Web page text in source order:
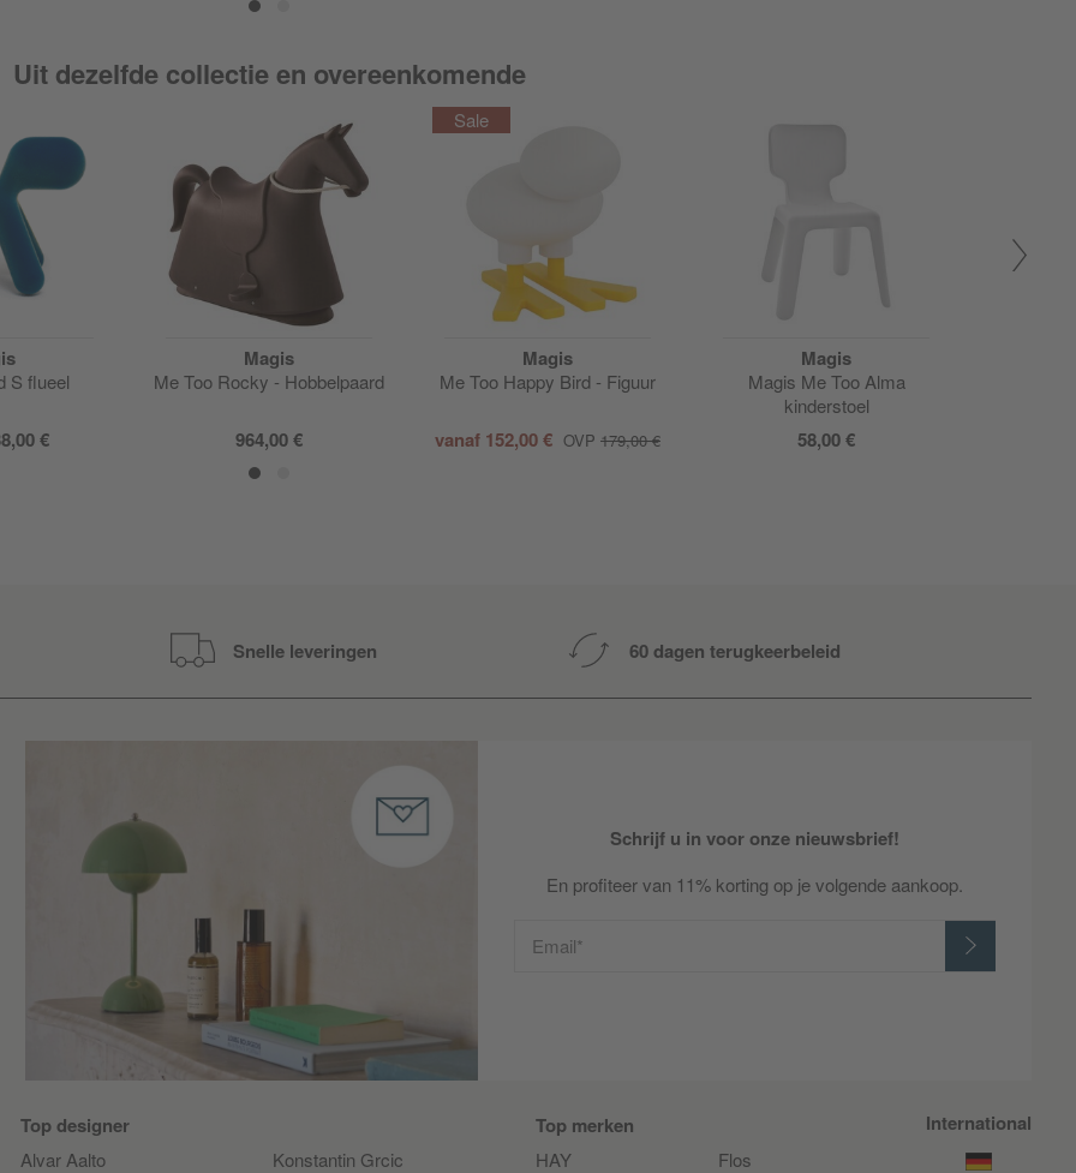
Uit dezelfde collectie en overeenkomende
S flueel
€
Magis
Me Too Rocky - Hobbelpaard
964,00 €
Magis
Me Too Happy Bird - Figuur
vanaf 152,00 € OVP 179,00 €
Magis
Magis Me Too Alma
kinderstoel
58,00 €
Snelle leveringen 60 dagen terugkeerbeleid
Schrijf u in voor onze nieuwsbrief!
En profiteer van 11% korting op je volgende aankoop.
Email*
Top designer
Alvar Aalto Konstantin Grcic
Top merken
HAY Flos
International